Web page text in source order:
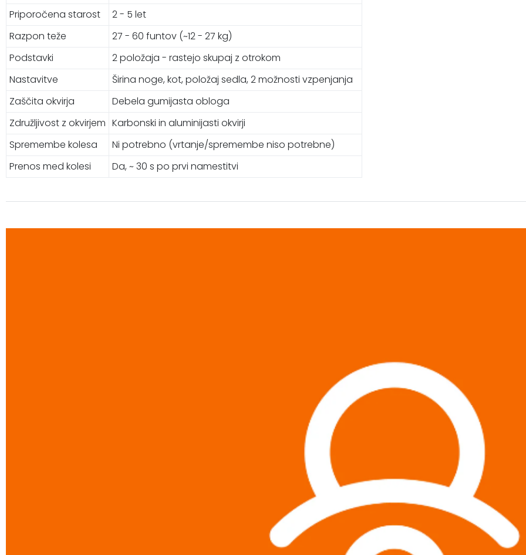
Priporočena starost
2 - 5 let
Razpon teže
27 - 60 funtov (~12 - 27 kg)
Podstavki
2 položaja - rastejo skupaj z otrokom
Nastavitve
Širina noge, kot, položaj sedla, 2 možnosti vzpenjanja
Zaščita okvirja
Debela gumijasta obloga
Združljivost z okvirjem Karbonski in aluminijasti okvirji
Spremembe kolesa
Ni potrebno (vrtanje/spremembe niso potrebne)
Prenos med kolesi
Da, ~ 30 s po prvi namestitvi